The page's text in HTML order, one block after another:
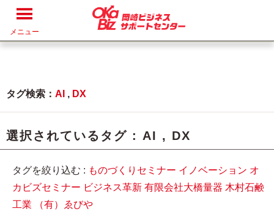
メニュー
タグ検索： AI , DX
選択されているタグ : AI , DX
タグを絞り込む : ものづくりセミナー イノベーション オ
カビズセミナー ビジネス革新 有限会社大橋量器 木村石鹸
工業
（有）ゑびや